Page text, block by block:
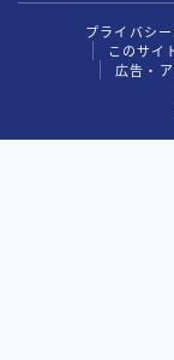
目的別で探す
画像生成AI
プライバシ
このサイ
広告・